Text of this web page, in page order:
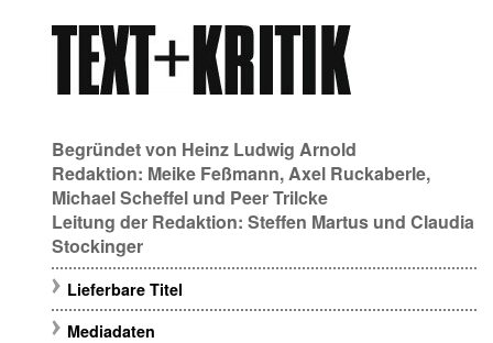
Begründet von Heinz Ludwig Arnold
Redaktion: Meike Feßmann,Axel Ruckaberle,
Michael Scheffel und Peer Trilcke
Leitung der Redaktion: Steffen Martus und Claudia
Stockinger
Lieferbare Titel
Mediadaten